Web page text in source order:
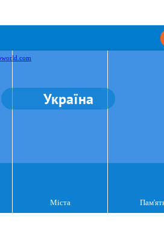
Україна
Міста